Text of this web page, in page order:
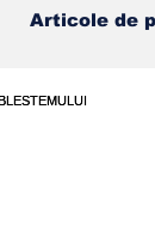
Articole de